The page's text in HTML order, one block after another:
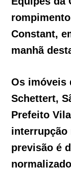
Constant,
manhã
Os imóveis
Schettert,
Prefeito
interrupção
previsão é